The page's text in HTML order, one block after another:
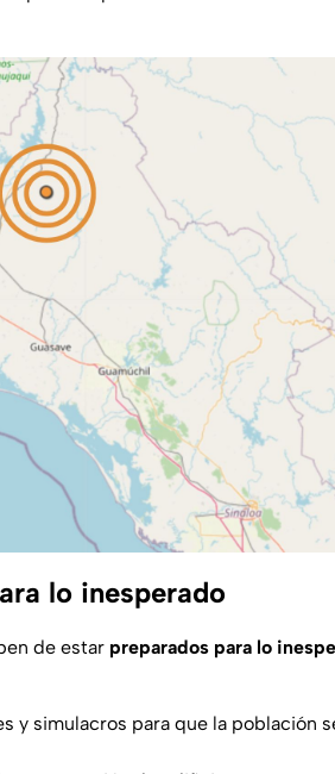
lo inesperado
de estar preparados para lo
y simulacros para que la población